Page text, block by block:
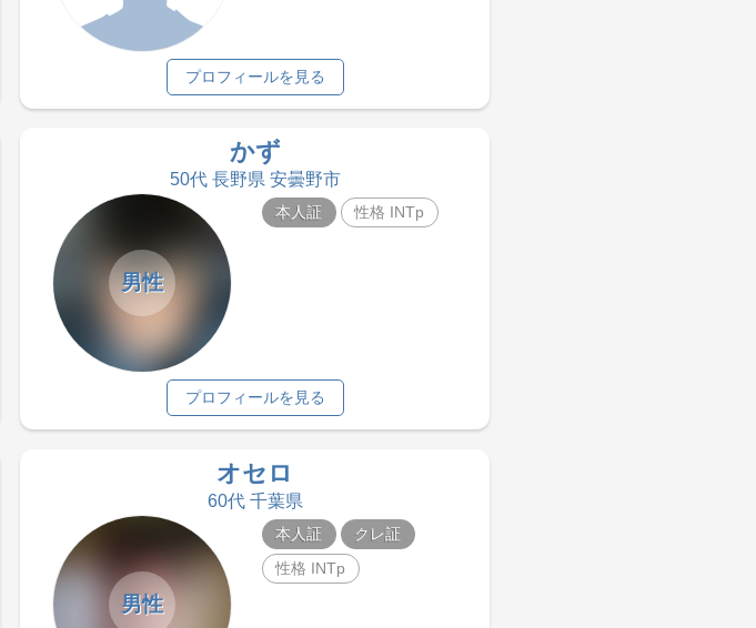
プロフィールを見る
かず
50代 長野県 安曇野市
男性
本人証 性格 INTp
プロフィールを見る
オセロ
60代 千葉県
男性
本人証
クレ証
性格 INTp